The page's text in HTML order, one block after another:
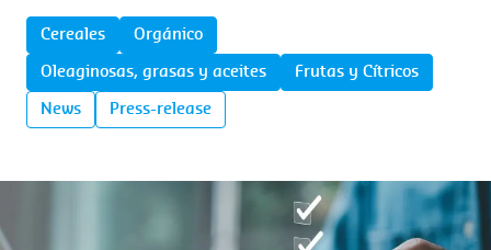
Cereales Orgánico
Oleaginosas, grasas y aceites Frutas y Cítricos
News Press-release